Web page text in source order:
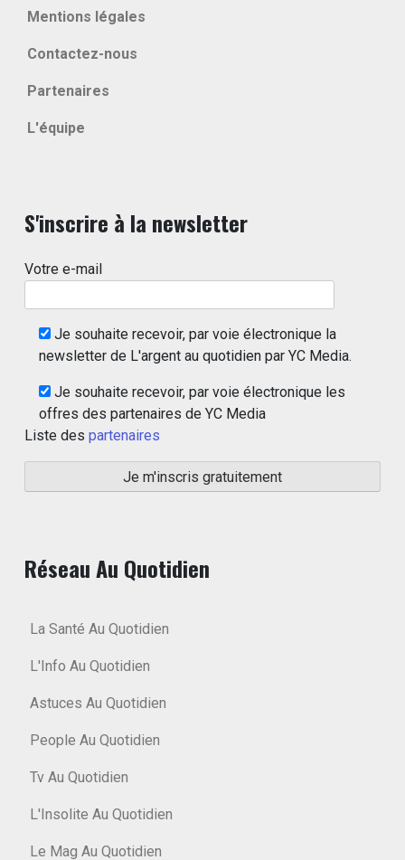
Mentions légales
Contactez-nous
Partenaires
L'équipe
S'inscrire à la newsletter
Votre e-mail
Je souhaite recevoir, par voie électronique la
newsletter de L'argent au quotidien par YC Media.
Je souhaite recevoir, par voie électronique les
offres des partenaires de YC Media
Liste des partenaires
Réseau Au Quotidien
La Santé Au Quotidien
L'Info Au Quotidien
Astuces Au Quotidien
People Au Quotidien
Tv Au Quotidien
L'Insolite Au Quotidien
Le Mag Au Quotidien